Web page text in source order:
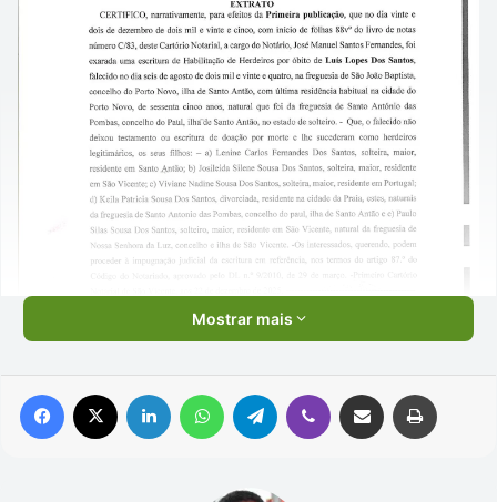
Mostrar mais
Facebook Linkedin WhatsAppTelegram Viber Compartilhar via e-mail